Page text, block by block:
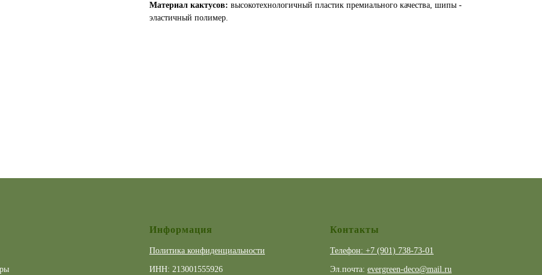
Материал кактусов: высокотехнологичный пластик премиального качества, шипы -
эластичный полимер.
ры
Информация
Политика конфиденциальности
ИНН: 213001555926
Контакты
Телефон: +7 (901) 738-73-01
Эл.почта: evergreen-deco@mail.ru